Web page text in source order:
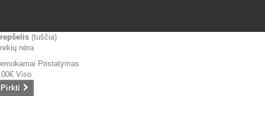
(tuščia)
nėra
Pristatymas
Viso
Pirkti